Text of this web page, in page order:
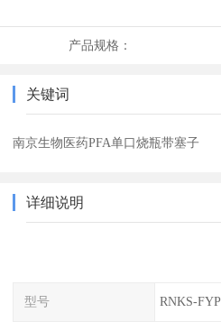
产品规格：
关键词
南京生物医药PFA单口烧瓶带塞子
详细说明
型号 RNKS-FYP